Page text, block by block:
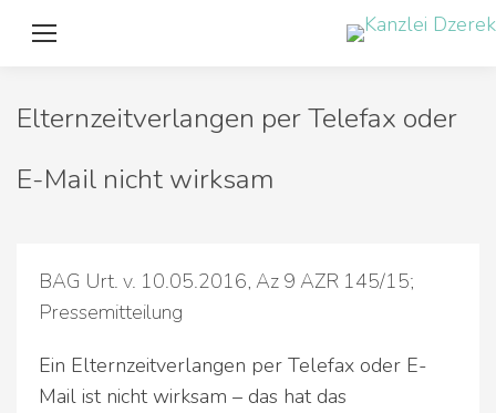
Elternzeitverlangen per Telefax oder
E-Mail nicht wirksam
BAG Urt. v. 10.05.2016, Az 9 AZR 145/15;
Pressemitteilung
Ein Elternzeitverlangen per Telefax oder E-
Mail ist nicht wirksam – das hat das